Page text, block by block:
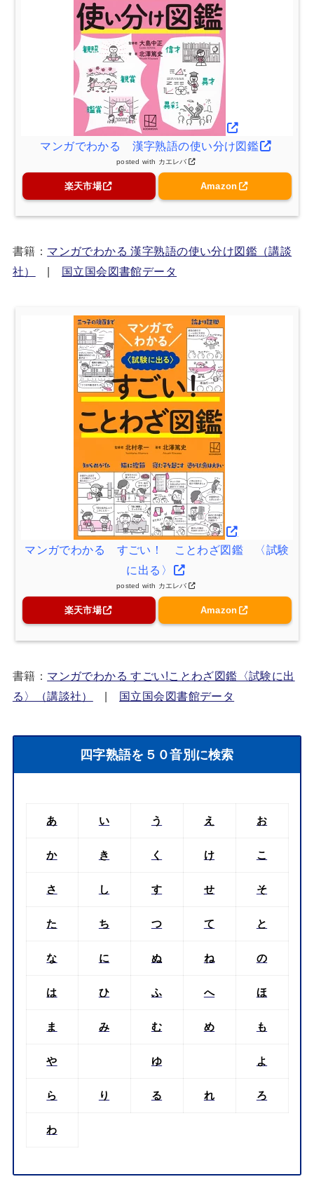
マンガでわかる 漢字熟語の使い分け図鑑
posted with カエレバ
楽天市場 Amazon
書籍： マンガでわかる 漢字熟語の使い分け図鑑（講談
社）
| 国立国会図書館データ
マンガでわかる すごい！ ことわざ図鑑 〈試験
に出る〉
posted with カエレバ
楽天市場 Amazon
書籍： マンガでわかる すごい!ことわざ図鑑〈試験に出
る〉（講談社）
| 国立国会図書館データ
四字熟語を５０音別に検索
あ い う え お
か き く け こ
さ し す せ そ
た ち つ て と
な に ぬ ね の
は ひ ふ へ ほ
ま み む め も
や ゆ よ
ら り る れ ろ
わ